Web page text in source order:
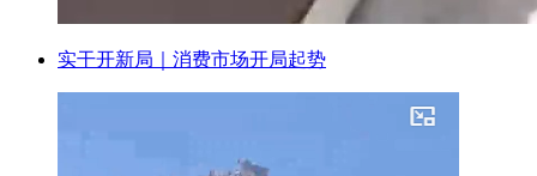
实干开新局｜消费市场开局起势